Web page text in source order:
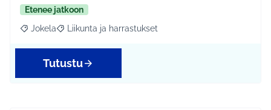
Etenee jatkoon
Rajaa tulokset aihepiirin mukaan: Jokela
Jokela Rajaa tulokset teeman mukaan: Liikunta ja
Liikunta ja harrastukset
Tutustu